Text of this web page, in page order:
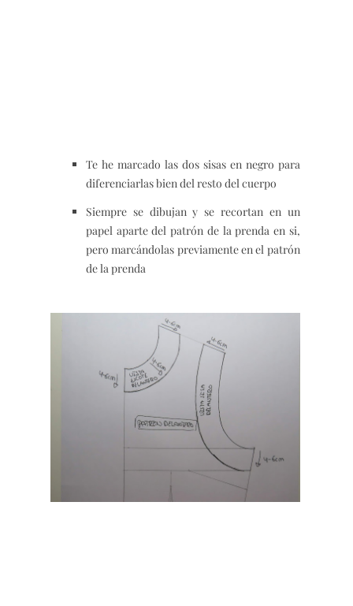
Te he marcado las dos sisas en negro para
diferenciarlas bien del resto del cuerpo
Siempre se dibujan y se recortan en un
papel aparte del patrón de la prenda en si,
pero marcándolas previamente en el patrón
de la prenda